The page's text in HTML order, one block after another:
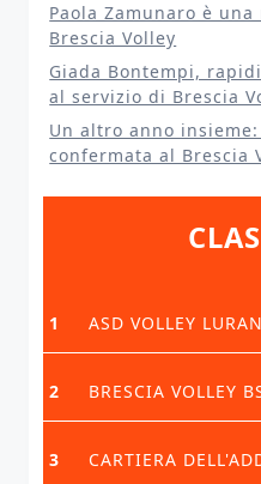
Paola Zamunaro è
Brescia Volley
Giada Bontempi,
al servizio di Brescia
Un altro anno
confermata al Brescia
1 ASD VOLLEY
2 BRESCIA VOLLEY
3 CARTIERA